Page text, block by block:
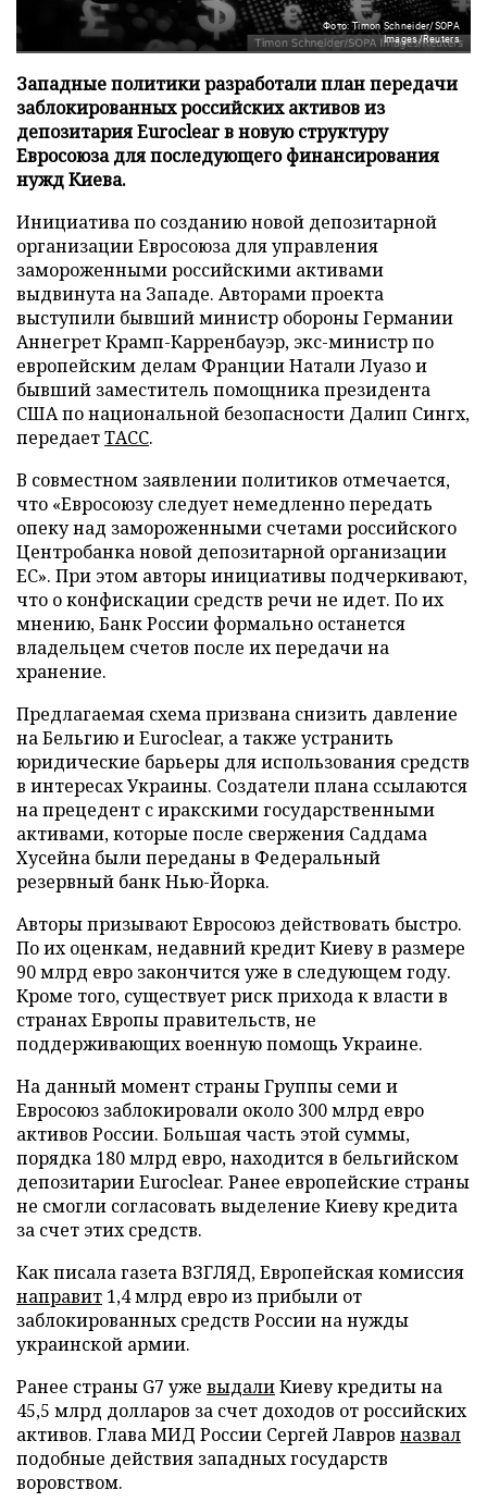
Фото: Timon Schneider/SOPA
Images/Reuters
Западные политики разработали план передачи
заблокированных российских активов из
депозитария Euroclear в новую структуру
Евросоюза для последующего финансирования
нужд Киева.
Инициатива по созданию новой депозитарной
организации Евросоюза для управления
замороженными российскими активами
выдвинута на Западе. Авторами проекта
выступили бывший министр обороны Германии
Аннегрет Крамп-Карренбауэр, экс-министр по
европейским делам Франции Натали Луазо и
бывший заместитель помощника президента
США по национальной безопасности Далип Сингх,
передаетТАСС.
В совместном заявлении политиков отмечается,
что «Евросоюзу следует немедленно передать
опеку над замороженными счетами российского
Центробанка новой депозитарной организации
ЕС». При этом авторы инициативы подчеркивают,
что о конфискации средств речи не идет. По их
мнению, Банк России формально останется
владельцем счетов после их передачи на
хранение.
Предлагаемая схема призвана снизить давление
на Бельгию и Euroclear, а также устранить
юридические барьеры для использования средств
в интересах Украины. Создатели плана ссылаются
на прецедент с иракскими государственными
активами, которые после свержения Саддама
Хусейна были переданы в Федеральный
резервный банк Нью-Йорка.
Авторы призывают Евросоюз действовать быстро.
По их оценкам, недавний кредит Киеву в размере
90 млрд евро закончится уже в следующем году.
Кроме того, существует риск прихода к власти в
странах Европы правительств, не
поддерживающих военную помощь Украине.
На данный момент страны Группы семи и
Евросоюз заблокировали около 300 млрд евро
активов России. Большая часть этой суммы,
порядка 180 млрд евро, находится в бельгийском
депозитарии Euroclear. Ранее европейские страны
не смогли согласовать выделение Киеву кредита
за счет этих средств.
Как писала газета ВЗГЛЯД, Европейская комиссия
направит 1,4 млрд евро из прибыли от
заблокированных средств России на нужды
украинской армии.
Ранее страны G7 уже выдалиКиеву кредиты на
45,5 млрд долларов за счет доходов от российских
активов. Глава МИД России Сергей Лавров назвал
подобные действия западных государств
воровством.